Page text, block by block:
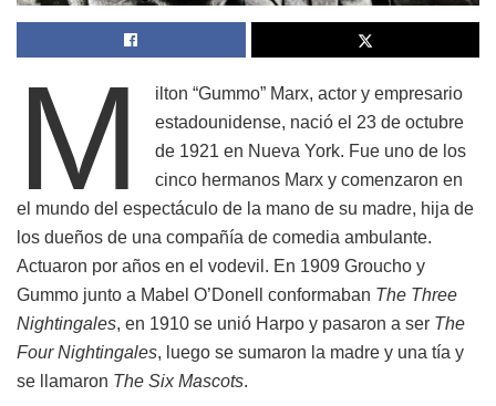
M
ilton “Gummo” Marx, actor y empresario
estadounidense, nació el 23 de octubre
de 1921 en Nueva York. Fue uno de los
cinco hermanos Marx y comenzaron en
el mundo del espectáculo de la mano de su madre, hija de
los dueños de una compañía de comedia ambulante.
Actuaron por años en el vodevil. En 1909 Groucho y
Gummo junto a Mabel O’Donell conformaban The Three
Nightingales, en 1910 se unió Harpo y pasaron a ser The
Four Nightingales, luego se sumaron la madre y una tía y
se llamaron The Six Mascots.